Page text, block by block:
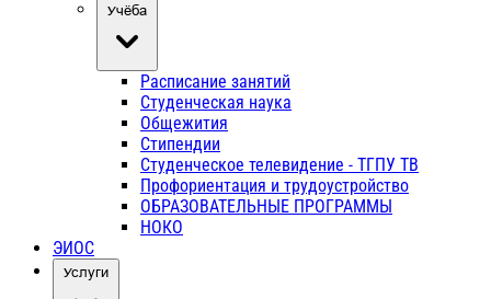
Учёба
Расписание занятий
Студенческая наука
Общежития
Стипендии
Студенческое телевидение - ТГПУ ТВ
Профориентация и трудоустройство
ОБРАЗОВАТЕЛЬНЫЕ ПРОГРАММЫ
НОКО
ЭИОС
Услуги